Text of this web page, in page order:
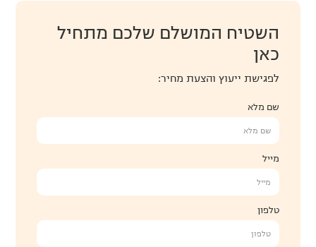
השטיח המושלם שלכם מתחיל
כאן
לפגישת ייעוץ והצעת מחיר:
שם מלא
מייל
טלפון